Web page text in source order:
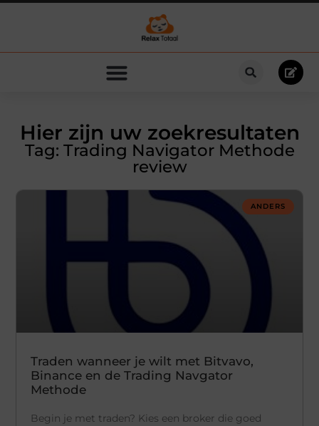
Hier zijn uw zoekresultaten
Tag: Trading Navigator Methode
review
ANDERS
Traden wanneer je wilt met Bitvavo,
Binance en de Trading Navgator
Methode
Begin je met traden? Kies een broker die goed